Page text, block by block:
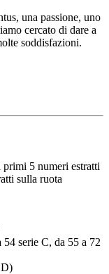
una passione, uno
cercato di dare a
soddisfazioni.
5 numeri estratti
sulla ruota
serie C, da 55 a 72
D)